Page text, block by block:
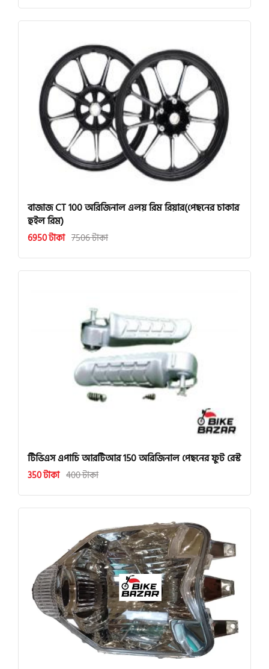
বাজাজ CT 100 অরিজিনাল এলয় রিম রিয়ার(পেছনের চাকার
হুইল রিম)
6950 টাকা 7506 টাকা
টিভিএস এপাচি আরটিআর 150 অরিজিনাল পেছনের ফুট রেস্ট
350 টাকা 400 টাকা